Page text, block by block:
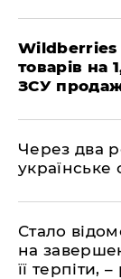
Wildberries
товарів на
ЗСУ
Через два
українське
Стало
на
її терпіти,